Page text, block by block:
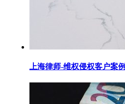
上海律师-维权侵权客户案例